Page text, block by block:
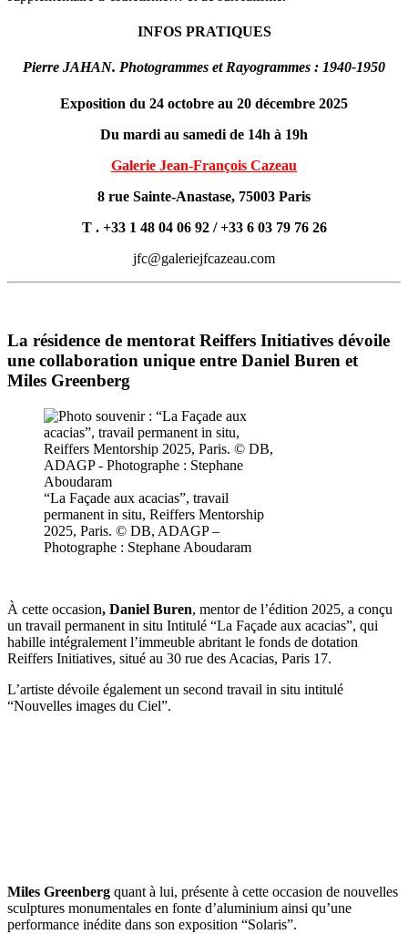
INFOS PRATIQUES
Pierre JAHAN. Photogrammes et Rayogrammes : 1940-1950
Exposition du 24 octobre au 20 décembre 2025
Du mardi au samedi de 14h à 19h
Galerie Jean-François Cazeau
8 rue Sainte-Anastase, 75003 Paris
T . +33 1 48 04 06 92 / +33 6 03 79 76 26
jfc@galeriejfcazeau.com
La résidence de mentorat Reiffers Initiatives dévoile
une collaboration unique entre Daniel Buren et
Miles Greenberg
“La Façade aux acacias”, travail
permanent in situ, Reiffers Mentorship
2025, Paris. © DB, ADAGP –
Photographe : Stephane Aboudaram
À cette occasion, Daniel Buren, mentor de l’édition 2025, a conçu
un travail permanent in situ Intitulé “La Façade aux acacias”, qui
habille intégralement l’immeuble abritant le fonds de dotation
Reiffers Initiatives, situé au 30 rue des Acacias, Paris 17.
L’artiste dévoile également un second travail in situ intitulé
“Nouvelles images du Ciel”.
Miles Greenberg quant à lui, présente à cette occasion de nouvelles
sculptures monumentales en fonte d’aluminium ainsi qu’une
performance inédite dans son exposition “Solaris”.